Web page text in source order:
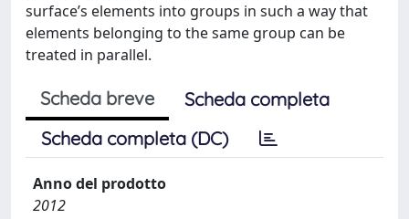
surface’s elements into groups in such a way that
elements belonging to the same group can be
treated in parallel.
Scheda breve
Scheda completa
Scheda completa (DC)
Anno del prodotto
2012